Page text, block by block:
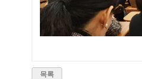
목록